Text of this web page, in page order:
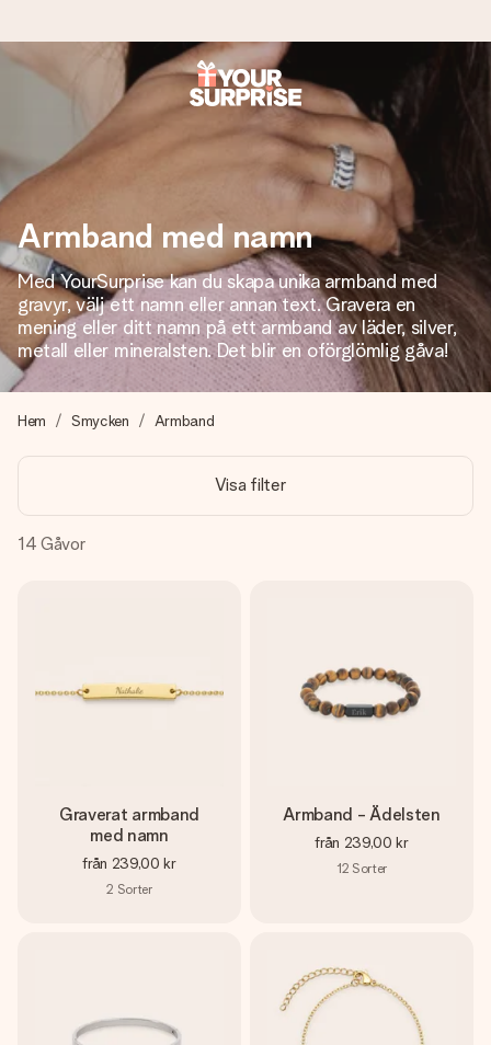
Beställ idag, skickas inom 1 arbetsdag
Vi skapar din gåva med omsorg och skickar den blixtsnabbt
– så att du kan ge den i precis rätt tid, när det betyder som
4,6 (baserat på +15 000 recensioner)
Våra gåvor inspirerar. Kunder ger oss 4,6 på Google
Reviews.
Skapa något unikt med bara några få steg – med hennes
namn, ditt foto eller ett meddelande som verkligen berör
hennes hjärta. Inget krångel, bara med all kärlek för stunden.
Armband med namn
Med YourSurprise kan du skapa unika armband med
gravyr, välj ett namn eller annan text. Gravera en
mening eller ditt namn på ett armband av läder, silver,
metall eller mineralsten. Det blir en oförglömlig gåva!
Hem Smycken Armband
Visa filter
14 Gåvor
Graverat armband
med namn
från 239,00 kr
2 Sorter
Armband - Ädelsten
från 239,00 kr
12 Sorter